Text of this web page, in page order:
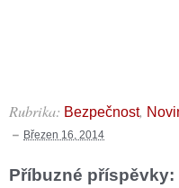
Rubrika: Bezpečnost,
Březen 16, 2014
Příbuzné příspěvky: